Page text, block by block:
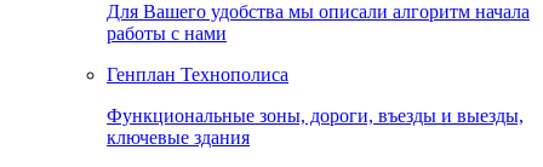
Для Вашего удобства мы описали алгоритм начала
работы с нами
Генплан Технополиса
Функциональные зоны, дороги, въезды и выезды,
ключевые здания